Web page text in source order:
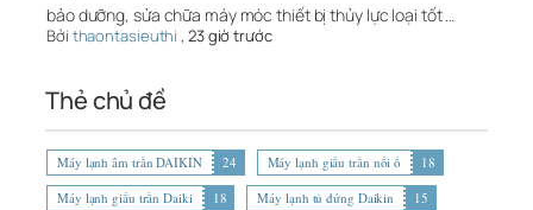
bảo dưỡng, sửa chữa máy móc thiết bị thủy lực loại tốt …
Bởi thaontasieuthi , 23 giờ trước
Thẻ chủ đề
Máy lạnh âm trần DAIKIN 24 Máy lạnh giấu trần nối ố
18
Máy lạnh giấu trần Daiki
18 Máy lạnh tủ đứng Daikin
15